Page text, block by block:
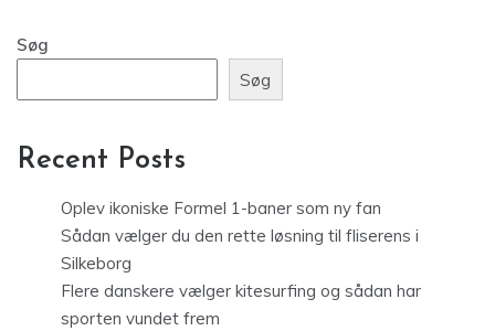
Søg
Søg
Recent Posts
Oplev ikoniske Formel 1-baner som ny fan
Sådan vælger du den rette løsning til fliserens i
Silkeborg
Flere danskere vælger kitesurfing og sådan har
sporten vundet frem